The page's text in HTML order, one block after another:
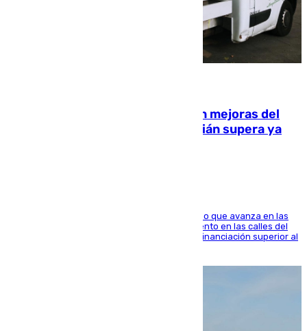
La inversión del Ayuntamiento en mejoras del
entorno del Prado de San Sebastián supera ya
El consistorio, a través de Emasesa, ha indicado que avanza en las
obras de renovación de las redes de saneamiento en las calles del
entorno del Prado, contando la zona con una financiación superior al